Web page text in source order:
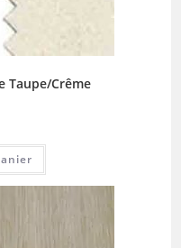
Taupe/Crême